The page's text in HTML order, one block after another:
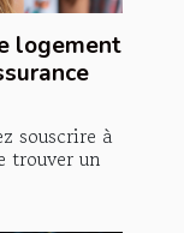
logement
souscrire à
trouver un